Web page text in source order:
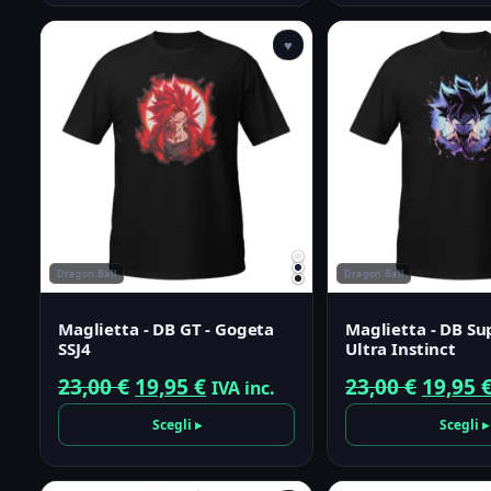
era:
Dragon Ball
Maglietta - DB GT - Gogeta
SSJ4
23,00€ Il
prezzo
originale
era:
19,95 €Il
attuale
è:
IVA inc.
Scegli ▸
♥
Dragon Ball
Maglietta - DB
Ultra Instinct
23,00€ Il
prezzo
era:
19,95
Scegli ▸